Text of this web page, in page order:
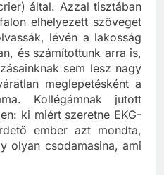
falon, templomokban és
által. Azzal tisztában
elhelyezett szöveget
lévén a lakosság
és számítottunk arra is,
sem lesz nagy
meglepetésként a
Kollégámnak jutott
ki miért szeretne EKG-
ember azt mondta,
olyan csodamasina, ami